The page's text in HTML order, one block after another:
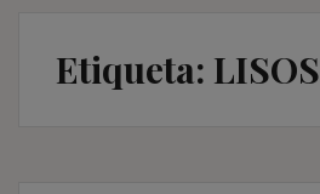
Etiqueta: LISOS